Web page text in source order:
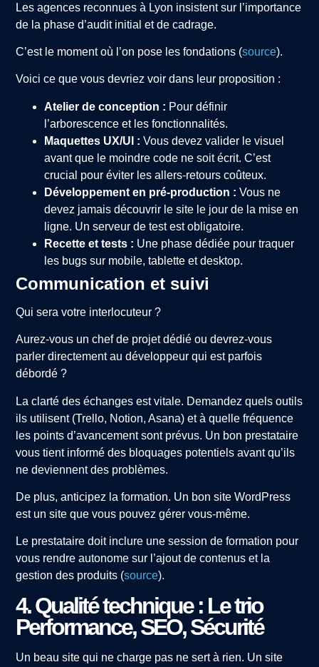
Les agences reconnues à Lyon insistent sur l’importance
de la phase d’audit initial et de cadrage.
C’est le moment où l’on pose les fondations (source).
Voici ce que vous devriez voir dans leur proposition :
Atelier de conception : Pour définir
l’arborescence et les fonctionnalités.
Maquettes UX/UI : Vous devez valider le visuel
avant que le moindre code ne soit écrit. C’est
crucial pour éviter les allers-retours coûteux.
Développement en pré-production : Vous ne
devez jamais découvrir le site le jour de la mise en
ligne. Un serveur de test est obligatoire.
Recette et tests : Une phase dédiée pour traquer
les bugs sur mobile, tablette et desktop.
Communication et suivi
Qui sera votre interlocuteur ?
Aurez-vous un chef de projet dédié ou devrez-vous
parler directement au développeur qui est parfois
débordé ?
La clarté des échanges est vitale. Demandez quels outils
ils utilisent (Trello, Notion, Asana) et à quelle fréquence
les points d’avancement sont prévus. Un bon prestataire
vous tient informé des bloquages potentiels avant qu’ils
ne deviennent des problèmes.
De plus, anticipez la formation. Un bon site WordPress
est un site que vous pouvez gérer vous-même.
Le prestataire doit inclure une session de formation pour
vous rendre autonome sur l’ajout de contenus et la
gestion des produits (source).
4. Qualité technique : Le trio
Performance, SEO, Sécurité
Un beau site qui ne charge pas ne sert à rien. Un site